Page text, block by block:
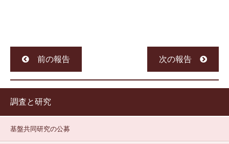
前の報告 次の報告
調査と研究
基盤共同研究の公募